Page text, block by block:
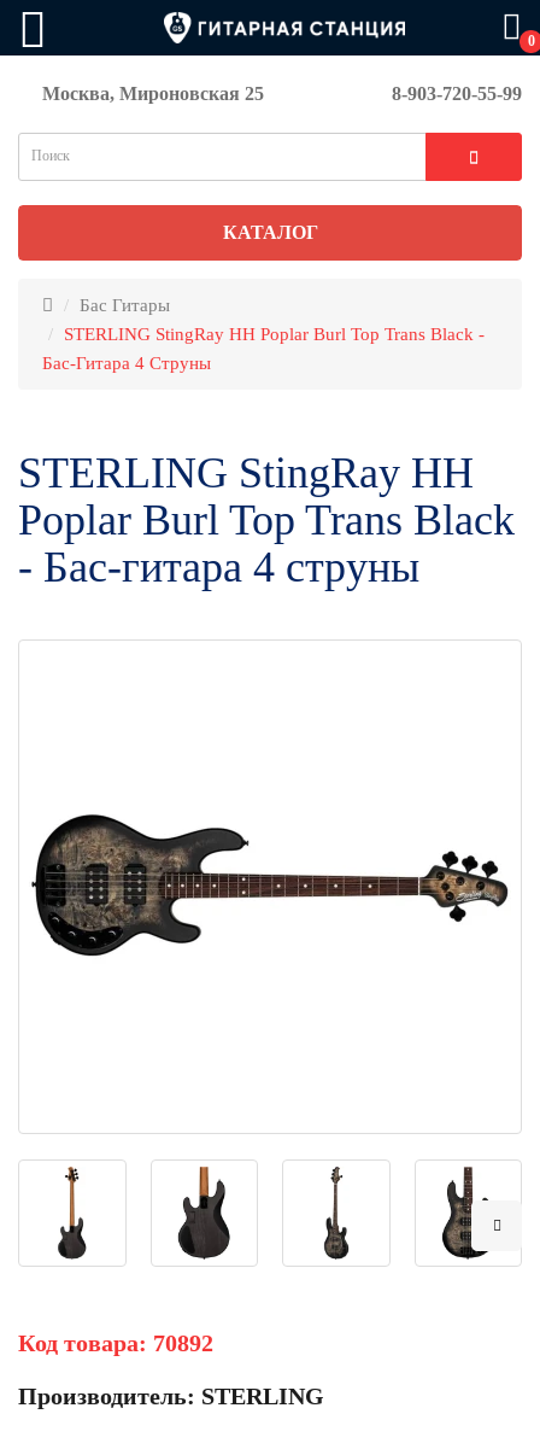
0
Москва, Мироновская 25 8-903-720-55-99
КАТАЛОГ
Бас Гитары
STERLING StingRay HH Poplar Burl Top Trans Black -
Бас-Гитара 4 Струны
STERLING StingRay HH
Poplar Burl Top Trans Black
- Бас-гитара 4 струны
Код товара: 70892
Производитель: STERLING